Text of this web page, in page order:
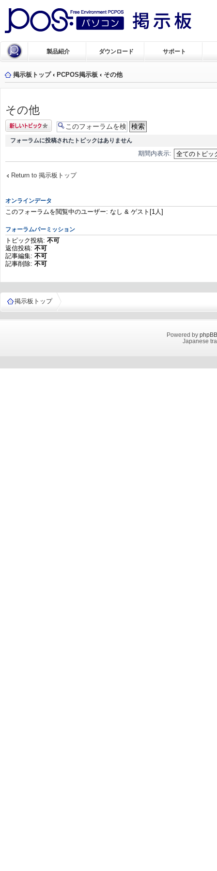
製品紹介 ダウンロード サポート
掲示板トップ ‹ PCPOS掲示板 ‹ その他
その他
トピックを投稿
する
フォーラムに投稿されたトピックはありません
期間内表示:
Return to 掲示板トップ
オンラインデータ
このフォーラムを閲覧中のユーザー: なし & ゲスト[1人]
フォーラムパーミッション
トピック投稿: 不可
返信投稿: 不可
記事編集: 不可
記事削除: 不可
掲示板トップ
Powered by phpBB
Japanese